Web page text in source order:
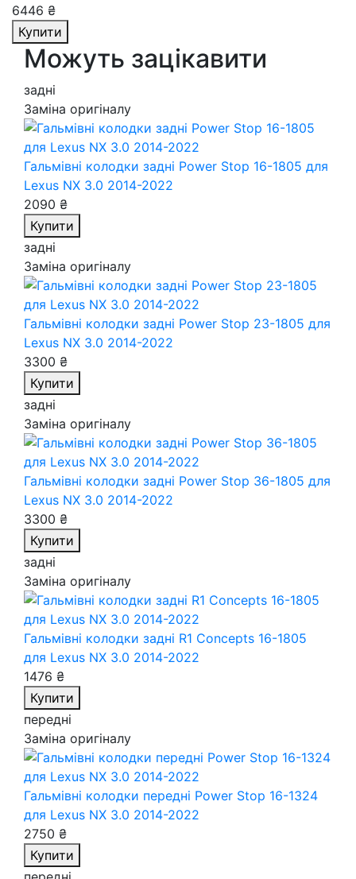
6446 ₴
Купити
Можуть зацікавити
задні
Заміна оригіналу
Гальмівні колодки задні Power Stop 16-1805 для
Lexus NX 3.0 2014-2022
2090 ₴
Купити
задні
Заміна оригіналу
Гальмівні колодки задні Power Stop 23-1805 для
Lexus NX 3.0 2014-2022
3300 ₴
Купити
задні
Заміна оригіналу
Гальмівні колодки задні Power Stop 36-1805 для
Lexus NX 3.0 2014-2022
3300 ₴
Купити
задні
Заміна оригіналу
Гальмівні колодки задні R1 Concepts 16-1805
для Lexus NX 3.0 2014-2022
1476 ₴
Купити
передні
Заміна оригіналу
Гальмівні колодки передні Power Stop 16-1324
для Lexus NX 3.0 2014-2022
2750 ₴
Купити